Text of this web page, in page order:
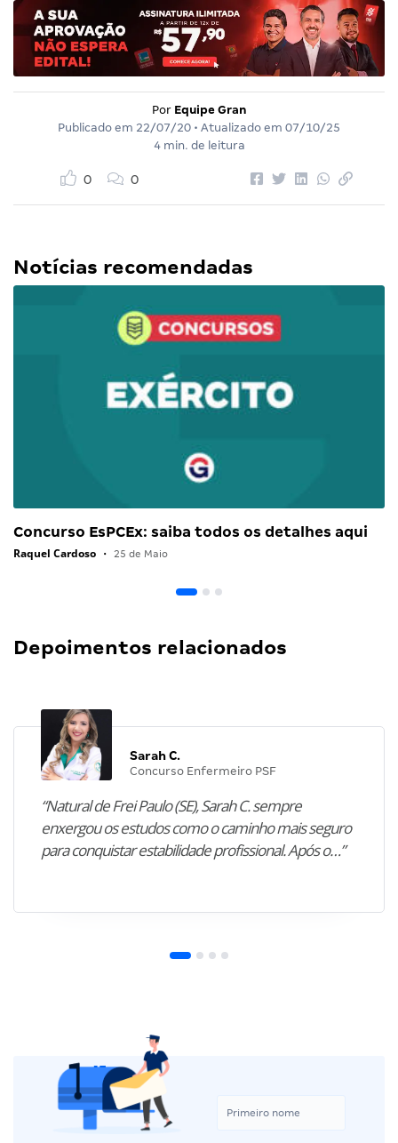
Por Equipe Gran
Publicado em 22/07/20 • Atualizado em 07/10/25
4 min. de leitura
0 0
Notícias recomendadas
Concurso EsPCEx: saiba todos os detalhes aqui
Raquel Cardoso • 25 de Maio
Depoimentos relacionados
Sarah C.
Concurso Enfermeiro PSF
“Natural de Frei Paulo (SE), Sarah C. sempre
enxergou os estudos como o caminho mais seguro
para conquistar estabilidade profissional. Após o…”